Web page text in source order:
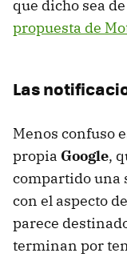
que dicho sea
propuesta de
Las
Menos confuso
propia Google,
compartido una
con el aspecto
parece
terminan por